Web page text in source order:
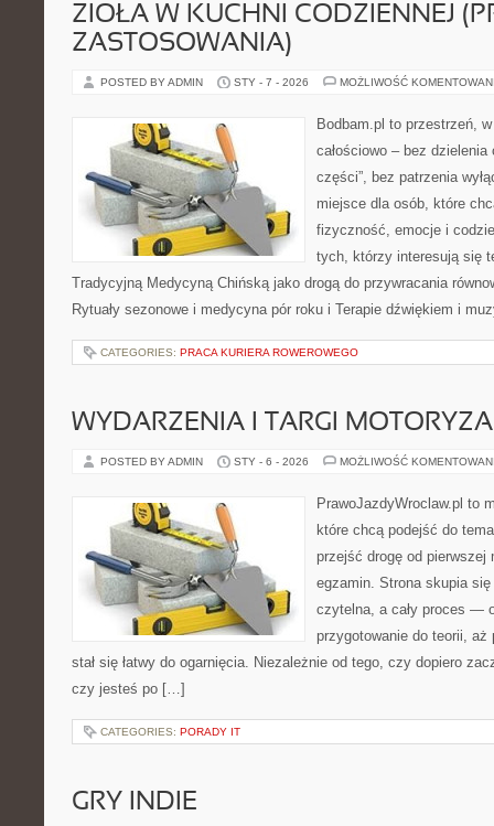
ZIOŁA W KUCHNI CODZIENNEJ
ZASTOSOWANIA)
POSTED BY ADMIN STY - 7 - 2026 MOŻLIWOŚĆ
Bodbam.pl to przestrzeń,
całościowo – bez dzielenia
części”, bez patrzenia
miejsce dla osób, które
fizyczność, emocje i
tych, którzy interesują się
Tradycyjną Medycyną Chińską jako drogą do przywracania
Rytuały sezonowe i medycyna pór roku i Terapie dźwiękiem i
CATEGORIES: PRACA KURIERA ROWEROWEGO
WYDARZENIA I TARGI
POSTED BY ADMIN STY - 6 - 2026 MOŻLIWOŚĆ
PrawoJazdyWroclaw.pl to
które chcą podejść do
przejść drogę od
egzamin. Strona skupia
czytelna, a cały proces —
przygotowanie do teorii,
stał się łatwy do ogarnięcia. Niezależnie od tego, czy dopiero
czy jesteś po […]
CATEGORIES: PORADY IT
GRY INDIE